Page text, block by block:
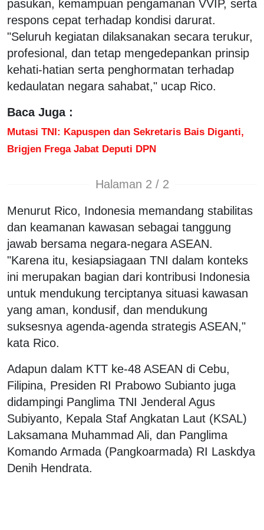
pasukan, kemampuan pengamanan VVIP, serta
respons cepat terhadap kondisi darurat.
"Seluruh kegiatan dilaksanakan secara terukur,
profesional, dan tetap mengedepankan prinsip
kehati-hatian serta penghormatan terhadap
kedaulatan negara sahabat," ucap Rico.
Baca Juga :
Mutasi TNI: Kapuspen dan Sekretaris Bais Diganti,
Brigjen Frega Jabat Deputi DPN
Halaman 2 / 2
Menurut Rico, Indonesia memandang stabilitas
dan keamanan kawasan sebagai tanggung
jawab bersama negara-negara ASEAN.
"Karena itu, kesiapsiagaan TNI dalam konteks
ini merupakan bagian dari kontribusi Indonesia
untuk mendukung terciptanya situasi kawasan
yang aman, kondusif, dan mendukung
suksesnya agenda-agenda strategis ASEAN,"
kata Rico.
Adapun dalam KTT ke-48 ASEAN di Cebu,
Filipina, Presiden RI Prabowo Subianto juga
didampingi Panglima TNI Jenderal Agus
Subiyanto, Kepala Staf Angkatan Laut (KSAL)
Laksamana Muhammad Ali, dan Panglima
Komando Armada (Pangkoarmada) RI Laskdya
Denih Hendrata.